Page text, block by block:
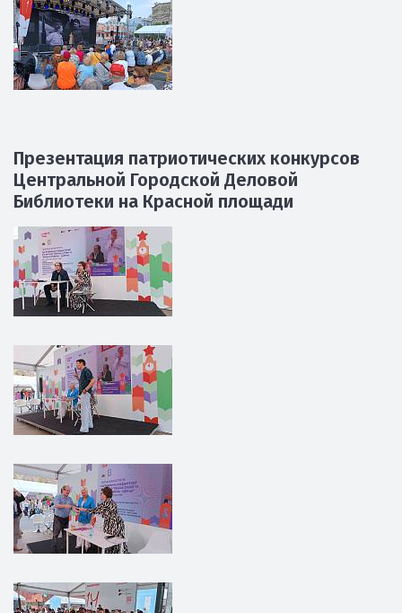
Презентация патриотических конкурсов
Центральной Городской Деловой
Библиотеки на Красной площади